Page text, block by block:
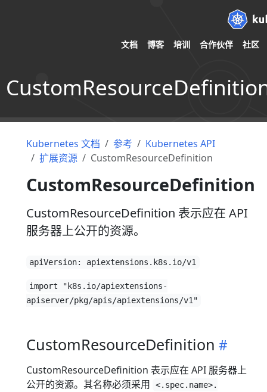
文档 博客 培训 合作伙伴 社区
Kubernetes 文档 参考
Kubernetes API
扩展资源
CustomResourceDefinition
CustomResourceDefinition
CustomResourceDefinition 表示应在 API
服务器上公开的资源。
apiVersion: apiextensions.k8s.io/v1
import "k8s.io/apiextensions-
apiserver/pkg/apis/apiextensions/v1"
CustomResourceDefinition
CustomResourceDefinition 表示应在 API 服务器上
公开的资源。其名称必须采用
<.spec.name>.